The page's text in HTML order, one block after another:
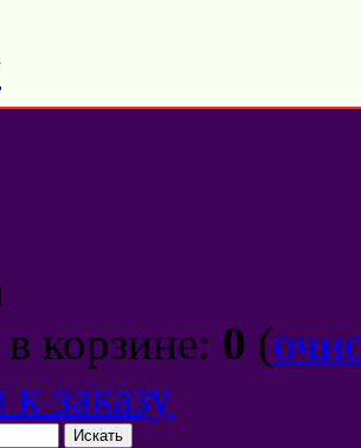
корзине: 0 (
заказу